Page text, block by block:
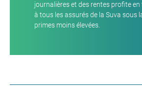
journalières et des rentes profite
à tous les assurés de la Suva sous
primes moins élevées.